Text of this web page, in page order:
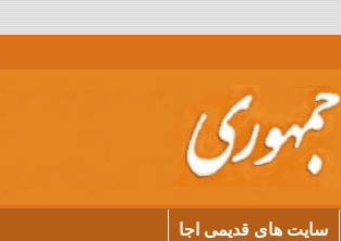
سایت های قدیمی اجا